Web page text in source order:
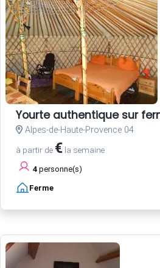
Yourte authentique sur
Alpes-de-Haute-Provence 04
à partir de € la semaine
4 personne(s)
Ferme